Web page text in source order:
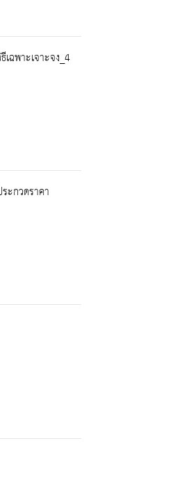
ฉพาะเจาะจง_4
ะกวดราคา